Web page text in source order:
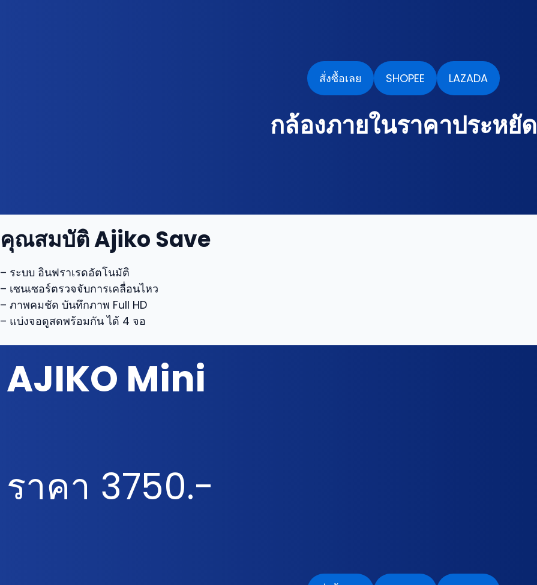
สั่งซื้อเลย SHOPEE LAZADA
กล้องภายในราคาประหยัด
คุณสมบัติ Ajiko Save
– ระบบ อินฟราเรดอัตโนมัติ
– เซนเซอร์ตรวจจับการเคลื่อนไหว
– ภาพคมชัด บันทึกภาพ Full HD
– แบ่งจอดูสดพร้อมกัน ได้ 4 จอ
AJIKO Mini
ราคา 3750.-